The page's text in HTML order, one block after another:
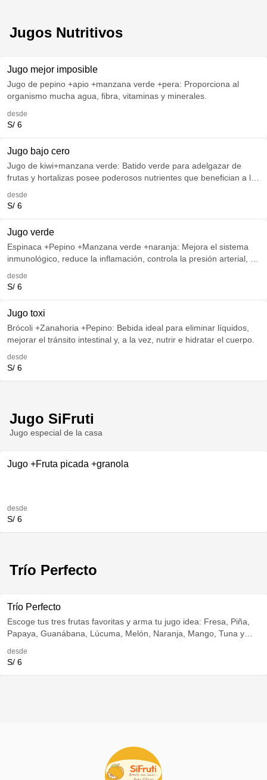
Jugos Nutritivos
Jugo mejor imposible
Jugo de pepino +apio +manzana verde +pera: Proporciona al
organismo mucha agua, fibra, vitaminas y minerales.
desde
S/ 6
Jugo bajo cero
Jugo de kiwi+manzana verde: Batido verde para adelgazar de
frutas y hortalizas posee poderosos nutrientes que benefician a la
desde
S/ 6
Jugo verde
Espinaca +Pepino +Manzana verde +naranja: Mejora el sistema
inmunológico, reduce la inflamación, controla la presión arterial, el
desde
S/ 6
Jugo toxi
Brócoli +Zanahoria +Pepino: Bebida ideal para eliminar líquidos,
mejorar el tránsito intestinal y, a la vez, nutrir e hidratar el cuerpo.
desde
S/ 6
Jugo SiFruti
Jugo especial de la casa
Jugo +Fruta picada +granola
desde
S/ 6
Trío Perfecto
Trío Perfecto
Escoge tus tres frutas favoritas y arma tu jugo idea: Fresa, Piña,
Papaya, Guanábana, Lúcuma, Melón, Naranja, Mango, Tuna y
desde
S/ 6